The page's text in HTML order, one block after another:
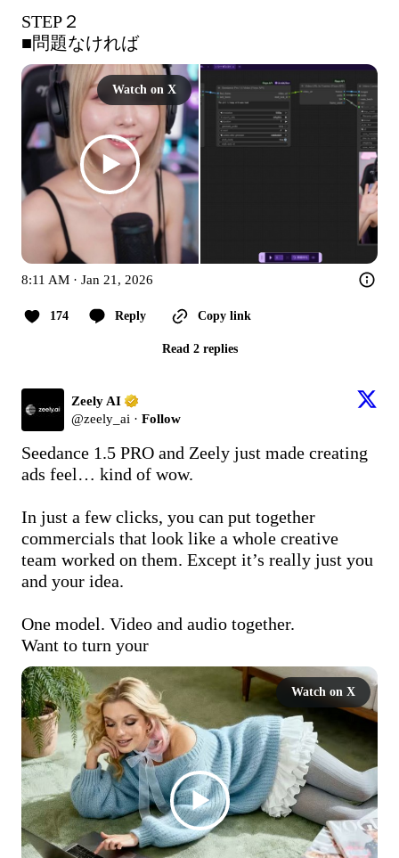
STEP２
■問題なければ
Watch on X
8:11 AM · Jan 21, 2026
174 Reply Copy link
Read 2 replies
Zeely AI
@zeely_ai · Follow
Seedance 1.5 PRO and Zeely just made creating
ads feel… kind of wow.
In just a few clicks, you can put together
commercials that look like a whole creative
team worked on them. Except it’s really just you
and your idea.
One model. Video and audio together.
Want to turn your
Watch on X